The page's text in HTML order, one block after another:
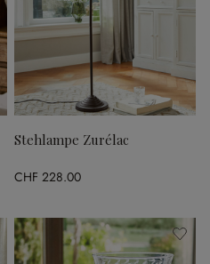
Stehlampe Zurélac
CHF 228.00